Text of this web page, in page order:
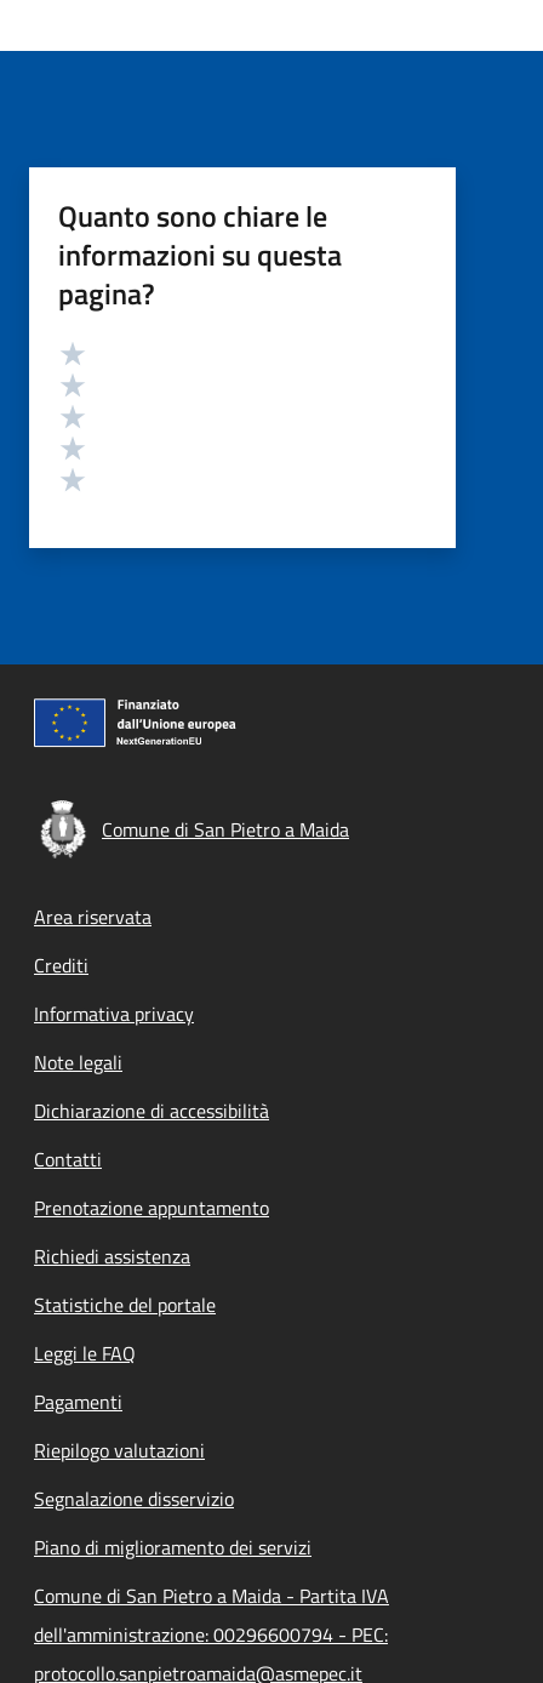
Quanto sono chiare le
informazioni su questa
pagina?
Valutazione
Comune di San Pietro a Maida
Footer menu
Area riservata
Crediti
Informativa privacy
Note legali
Dichiarazione di accessibilità
Contatti
Prenotazione appuntamento
Richiedi assistenza
Statistiche del portale
Leggi le FAQ
Pagamenti
Riepilogo valutazioni
Segnalazione disservizio
Piano di miglioramento dei servizi
Comune di San Pietro a Maida - Partita IVA
dell'amministrazione: 00296600794 - PEC:
protocollo.sanpietroamaida@asmepec.it